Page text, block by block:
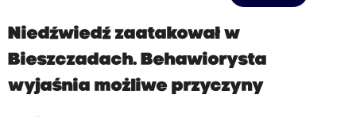
Niedźwiedź zaatakował w
Bieszczadach. Behawiorysta
wyjaśnia możliwe przyczyny